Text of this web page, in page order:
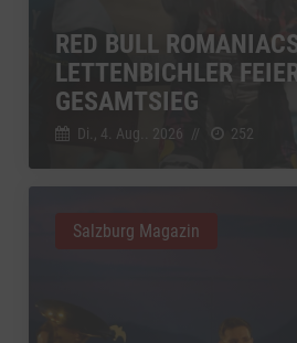
RED BULL
LETTENBICHLER
GESAMTSIEG
Di., 4. Aug.. 2026 // 252
Salzburg Magazin